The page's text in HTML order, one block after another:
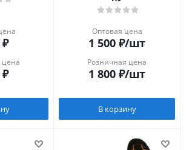
₽
цена
₽
Оптовая цена
1 500 ₽/шт
Розничная цена
1 800 ₽/шт
В корзину